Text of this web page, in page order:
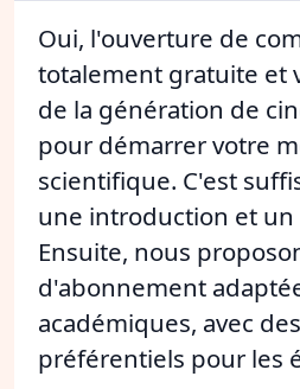
Oui, l'ouverture de
totalement gratuite et
de la génération de
pour démarrer votre
scientifique. C'est
une introduction et un
Ensuite, nous
d'abonnement
académiques, avec
préférentiels pour les